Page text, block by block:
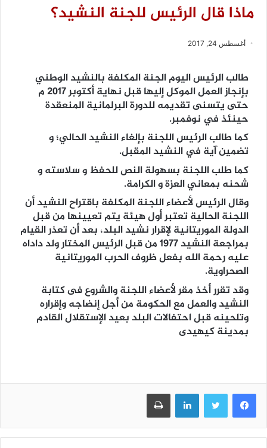
ماذا قال الرئيس للجنة النشيد؟
أغسطس 24, 2017
طالب الرئيس اليوم الجنة المكلفة بالنشيد الوطني
بإنجاز العمل الموكل إليها قبل نهاية أكتوبر 2017 م
حتى يتسنى تقديمه للدورة البرلمانية المنعقدة
حينئذ في نوفمبر.
كما طالب الرئيس اللجنة بإلغاء النشيد الحالي؛ و
تضمين آية في النشيد المقبل.
كما طلب اللجنة بسهولة النص للحفظ و سلاسته و
شحنه بمعاني العزة و الكرامة.
وقال الرئيس لأعضاء اللجنة المكلفة باقتراح النشيد أن
اللجنة الحالية تعتبر أول هيئة يتم تعيينها من قبل
الدولة الموريتانية لإقرار نشيد البلد، بعد أن تعذر القيام
بمراجعة النشيد 1977 من قبل الرئيس المختار ولد داداه
عليه رحمة الله بفعل ظروف الحرب الموريتانية
الصحراوية.
وقد تقرر أخذ مقر لأعضاء اللجنة والشروع فى كتابة
النشيد والعمل مع الحكومة من أجل إنضاجه وإقراره
وتلحينه قبل احتفالات البلد بعيد الإستقلال القادم
بمدينة كيهيدى
فيسبوك تويتر لينكدإن طباعة